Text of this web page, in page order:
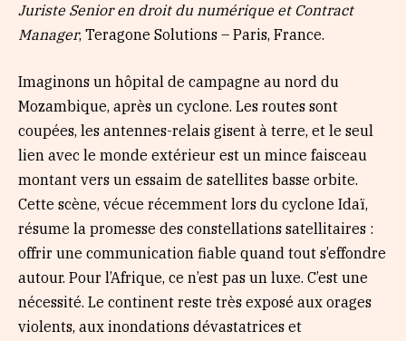
Juriste Senior en droit du numérique et Contract
Manager, Teragone Solutions – Paris, France.
Imaginons un hôpital de campagne au nord du
Mozambique, après un cyclone. Les routes sont
coupées, les antennes-relais gisent à terre, et le seul
lien avec le monde extérieur est un mince faisceau
montant vers un essaim de satellites basse orbite.
Cette scène, vécue récemment lors du cyclone Idaï,
résume la promesse des constellations satellitaires :
offrir une communication fiable quand tout s’effondre
autour. Pour l’Afrique, ce n’est pas un luxe. C’est une
nécessité. Le continent reste très exposé aux orages
violents, aux inondations dévastatrices et